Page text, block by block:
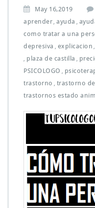
May 16,2019
aprender ayuda
como tratar a una
depresiva explicacion
plaza de castilla
PSICOLOGO
trastorno trastorno
trastornos estado